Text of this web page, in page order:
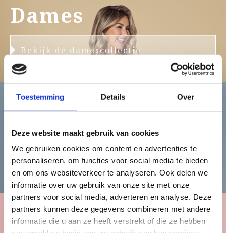
Toestemming Details Over
Deze website maakt gebruik van cookies
We gebruiken cookies om content en advertenties te
personaliseren, om functies voor social media te bieden
en om ons websiteverkeer te analyseren. Ook delen we
informatie over uw gebruik van onze site met onze
partners voor social media, adverteren en analyse. Deze
partners kunnen deze gegevens combineren met andere
informatie die u aan ze heeft verstrekt of die ze hebben
Dames
Bekijk de damescollectie
Heren
Bekijk de herencollectie